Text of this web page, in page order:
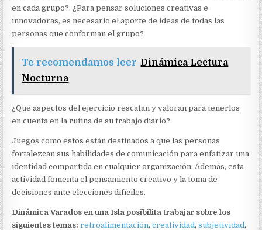
en cada grupo?. ¿Para pensar soluciones creativas e
innovadoras, es necesario el aporte de ideas de todas las
personas que conforman el grupo?
Te recomendamos leer Dinámica Lectura
Nocturna
¿Qué aspectos del ejercicio rescatan y valoran para tenerlos
en cuenta en la rutina de su trabajo diario?
Juegos como estos están destinados a que las personas
fortalezcan sus habilidades de comunicación para enfatizar una
identidad compartida en cualquier organización. Además, esta
actividad fomenta el pensamiento creativo y la toma de
decisiones ante elecciones difíciles.
Dinámica Varados en una Isla posibilita trabajar sobre los
siguientes temas: retroalimentación,creatividad,subjetividad,